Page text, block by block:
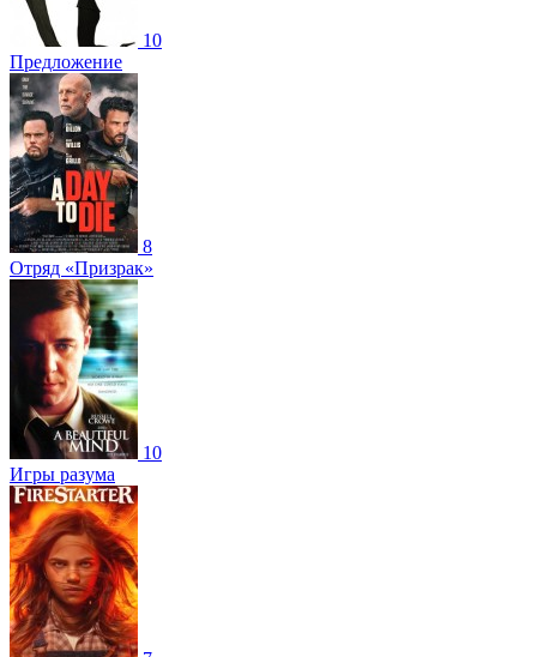
10
Предложение
8
Отряд «Призрак»
10
Игры разума